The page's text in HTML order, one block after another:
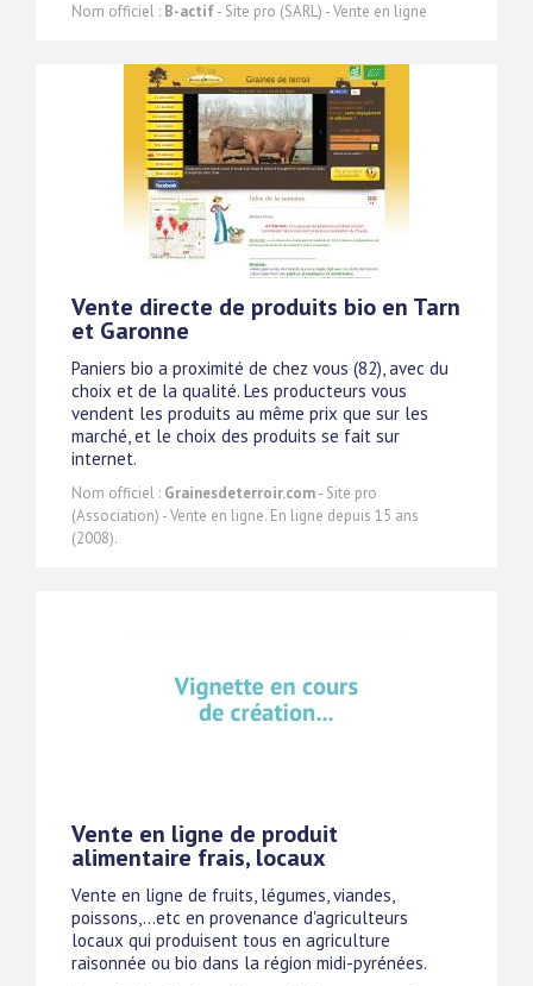
Nom officiel : B-actif- Site pro (SARL) - Vente en ligne
Vente directe de produits bio en Tarn
et Garonne
Paniers bio a proximité de chez vous (82), avec du
choix et de la qualité. Les producteurs vous
vendent les produits au même prix que sur les
marché, et le choix des produits se fait sur
internet.
Nom officiel : Grainesdeterroir.com- Site pro
(Association) - Vente en ligne. En ligne depuis 15 ans
(2008).
Vente en ligne de produit
alimentaire frais, locaux
Vente en ligne de fruits, légumes, viandes,
poissons,...etc en provenance d'agriculteurs
locaux qui produisent tous en agriculture
raisonnée ou bio dans la région midi-pyrénées.